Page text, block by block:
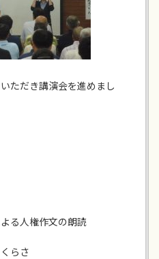
ただき講演会を進めまし
る人権作文の朗読
らさ